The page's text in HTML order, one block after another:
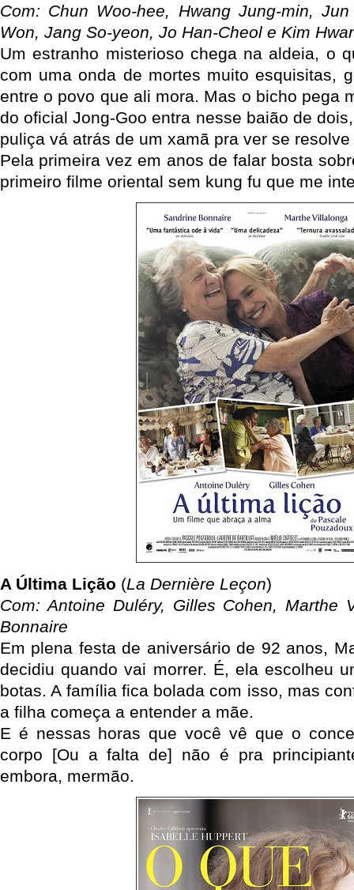
Com: Chun Woo-hee, Hwang Jung-min,
Won, Jang So-yeon, Jo Han-Cheol e Kim
Um estranho misterioso chega na aldeia, o
com uma onda de mortes muito esquisitas,
entre o povo que ali mora. Mas o bicho pega
do oficial Jong-Goo entra nesse baião de
puliça vá atrás de um xamã pra ver se
Pela primeira vez em anos de falar bosta
primeiro filme oriental sem kung fu que me
A Última Lição (La Dernière Leçon)
Com: Antoine Duléry, Gilles Cohen, Marthe
Bonnaire
Em plena festa de aniversário de 92 anos,
decidiu quando vai morrer. É, ela escolheu
botas. A família fica bolada com isso, mas
a filha começa a entender a mãe.
E é nessas horas que você vê que o
corpo [Ou a falta de] não é pra
embora, mermão.